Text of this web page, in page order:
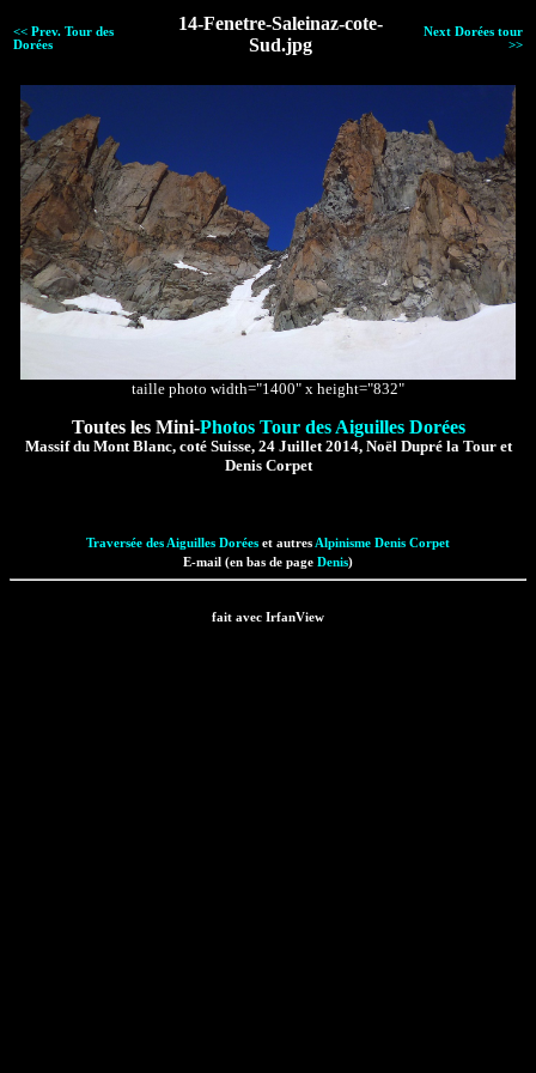
<< Prev. Tour des
Dorées
14-Fenetre-Saleinaz-cote-
Sud.jpg
Next Dorées tour
>>
taille photo width="1400" x height="832"
Toutes les Mini-Photos Tour des Aiguilles Dorées
Massif du Mont Blanc, coté Suisse, 24 Juillet 2014, Noël Dupré la Tour et
Denis Corpet
Traversée des Aiguilles Dorées et autresAlpinisme Denis Corpet
E-mail (en bas de page Denis)
fait avec IrfanView